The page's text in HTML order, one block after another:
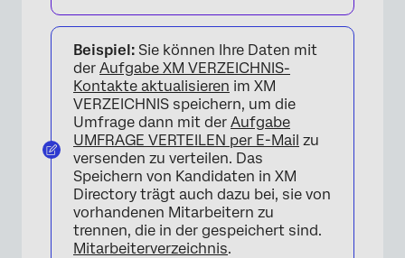
Beispiel: Sie können Ihre Daten mit
der Aufgabe XM VERZEICHNIS-
Kontakte aktualisieren im XM
VERZEICHNIS speichern, um die
Umfrage dann mit der Aufgabe
UMFRAGE VERTEILEN per E-Mail zu
versenden zu verteilen. Das
Speichern von Kandidaten in XM
Directory trägt auch dazu bei, sie von
vorhandenen Mitarbeitern zu
trennen, die in der gespeichert sind.
Mitarbeiterverzeichnis.